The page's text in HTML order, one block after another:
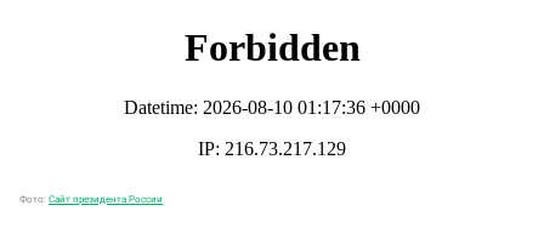
Фото: Сайт президента России